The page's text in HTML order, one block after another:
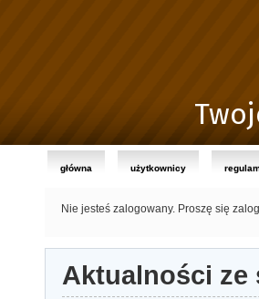
główna użytkownicy
Nie jesteś zalogowany. Proszę się
Aktualności ze